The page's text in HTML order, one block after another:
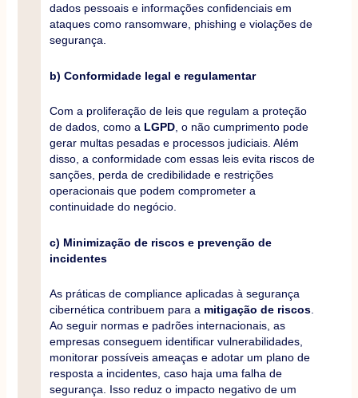
dados pessoais e informações confidenciais em
ataques como ransomware, phishing e violações de
segurança.
b) Conformidade legal e regulamentar
Com a proliferação de leis que regulam a proteção
de dados, como a LGPD, o não cumprimento pode
gerar multas pesadas e processos judiciais. Além
disso, a conformidade com essas leis evita riscos de
sanções, perda de credibilidade e restrições
operacionais que podem comprometer a
continuidade do negócio.
c) Minimização de riscos e prevenção de
incidentes
As práticas de compliance aplicadas à segurança
cibernética contribuem para a mitigação de riscos.
Ao seguir normas e padrões internacionais, as
empresas conseguem identificar vulnerabilidades,
monitorar possíveis ameaças e adotar um plano de
resposta a incidentes, caso haja uma falha de
segurança. Isso reduz o impacto negativo de um